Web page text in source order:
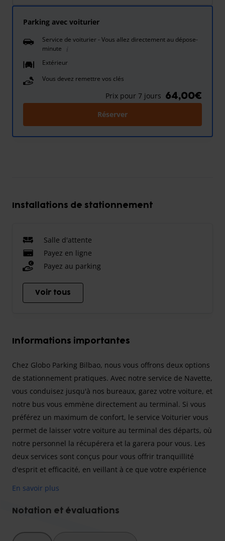
Parking avec voiturier
Service de voiturier - Vous allez directement au dépose-
minute
Extérieur
Vous devez remettre vos clés
Prix pour 7 jours 64,00€
Réserver
Installations de stationnement
Salle d'attente
Payez en ligne
Payez au parking
Voir tous
Informations importantes
Chez Globo Parking Bilbao, nous vous offrons deux options
de stationnement pratiques. Avec notre service de Navette,
vous conduisez jusqu'à nos bureaux, garez votre voiture, et
notre bus vous emmène directement au terminal. Si vous
préférez un maximum de confort, le service Voiturier vous
permet de laisser votre voiture au terminal des départs, où
notre personnel la récupérera et la garera pour vous. Les
deux services sont conçus pour vous offrir tranquillité
d'esprit et efficacité, en veillant à ce que votre expérience
Got it! Here's the content for Globo Parking Bilbao,
show what belongs where: 1: Titre Globo Parking Bilbao »
En savoir plus
Notation et évaluations